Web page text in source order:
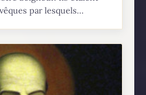
par lesquels...